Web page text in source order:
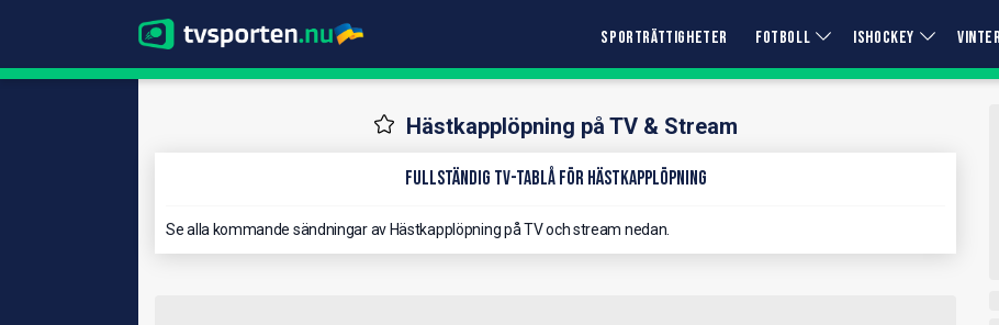
SPORTRÄTTIGHETER FOTBOLL ISHOCKEY
Hästkapplöpning på TV & Stream
Fullständig TV-Tablå för Hästkapplöpning
Se alla kommande sändningar av Hästkapplöpning på TV och stream nedan.